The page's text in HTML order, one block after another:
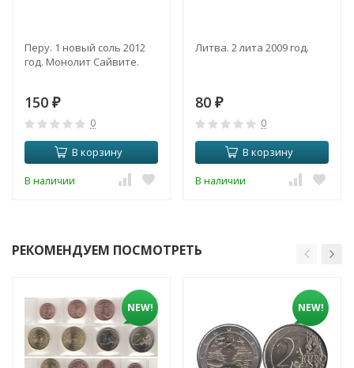
Перу. 1 новый соль 2012
год. Монолит Сайвите.
150 ₽
0
В корзину
В наличии
Литва. 2 лита 2009 год.
80 ₽
0
В корзину
В наличии
РЕКОМЕНДУЕМ ПОСМОТРЕТЬ
NEW! NEW!